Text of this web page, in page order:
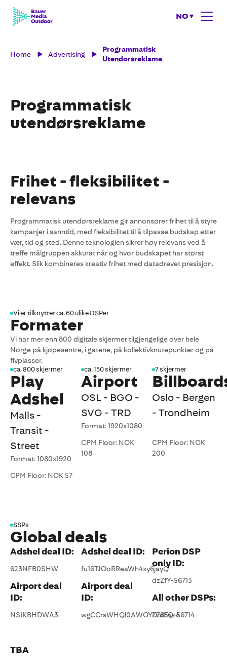
NO
Home Advertising
Programmatisk
Utendorsreklame
Programmatisk
utendørsreklame
Frihet - fleksibilitet -
relevans
Programmatisk utendørsreklame gir annonsører frihet til å styre
kampanjer i sanntid, med fleksibilitet til å tilpasse budskap etter
vær, tid og sted. Denne teknologien sikrer høy relevans ved å
treffe målgruppen akkurat når og hvor budskapet har størst
effekt. Slik kombineres kreativ frihet med datadrevet presisjon.
Vi er tilknyttet ca. 60 ulike DSPer
Formater
Vi har mer enn 800 digitale skjermer tilgjengelige over hele
Norge på kjøpesentre, i gatene, på kollektivknutepunkter og på
flyplasser.
ca. 800 skjermer
Play
Adshel
Malls -
Transit -
Street
Format: 1080x1920
CPM Floor: NOK 57
ca. 150 skjermer
Airport
OSL - BGO -
SVG - TRD
Format: 1920x1080
CPM Floor: NOK
108
7 skjermer
Oslo - Bergen
- Trondheim
CPM Floor: NOK
200
SSPs
Global deals
Adshel deal ID:
623NFB0SHW
Airport deal
ID:
NSIKBHDWA3
Adshel deal ID:
fu16TJOoRReaWh4xy6jayQ
Airport deal
ID:
wgCCrsWHQl0AWOYZZ85xzA
Perion DSP
only ID:
dzZfY-56713
All other DSPs:
DntEQ-56714
TBA